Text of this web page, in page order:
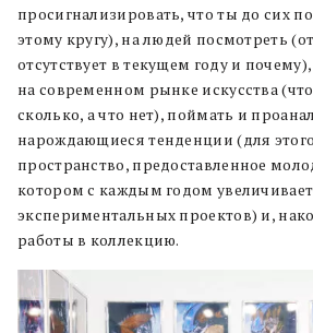
просигнализировать, что ты до сих
этому кругу), на людей посмотреть
отсутствует в текущем году и
на современном рынке искусства
сколько, а что нет), поймать и
нарождающиеся тенденции (для
пространство, предоставленное
котором с каждым годом
экспериментальных проектов) и,
работы в коллекцию.